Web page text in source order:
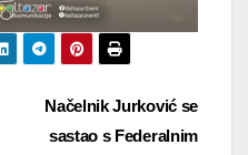
Načelnik Jurković se
sastao s Federalnim